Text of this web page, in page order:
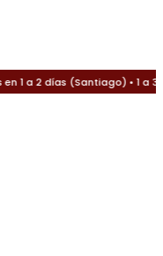
1 a 2 días (Santiago) • 1 a